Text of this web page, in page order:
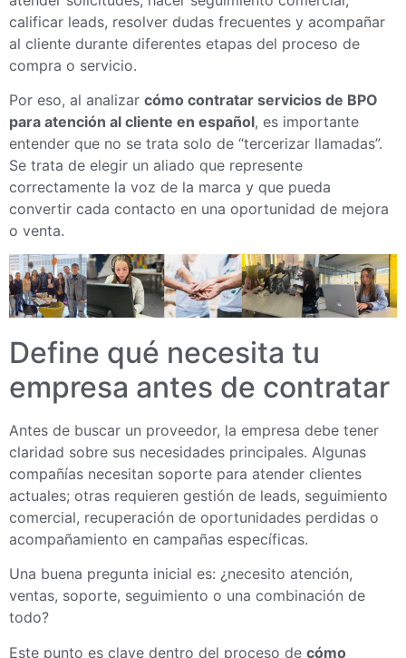
calificar leads, resolver dudas frecuentes y acompañar
al cliente durante diferentes etapas del proceso de
compra o servicio.
Por eso, al analizar cómo contratar servicios de BPO
para atención al cliente en español, es importante
entender que no se trata solo de “tercerizar llamadas”.
Se trata de elegir un aliado que represente
correctamente la voz de la marca y que pueda
convertir cada contacto en una oportunidad de mejora
o venta.
Define qué necesita tu
empresa antes de contratar
Antes de buscar un proveedor, la empresa debe tener
claridad sobre sus necesidades principales. Algunas
compañías necesitan soporte para atender clientes
actuales; otras requieren gestión de leads, seguimiento
comercial, recuperación de oportunidades perdidas o
acompañamiento en campañas específicas.
Una buena pregunta inicial es: ¿necesito atención,
ventas, soporte, seguimiento o una combinación de
todo?
Este punto es clave dentro del proceso de cómo